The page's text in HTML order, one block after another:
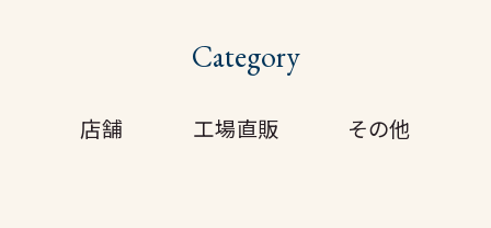
Category
店舗 工場直販 その他